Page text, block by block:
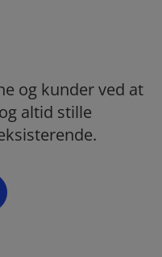
og kunder ved at
altid stille